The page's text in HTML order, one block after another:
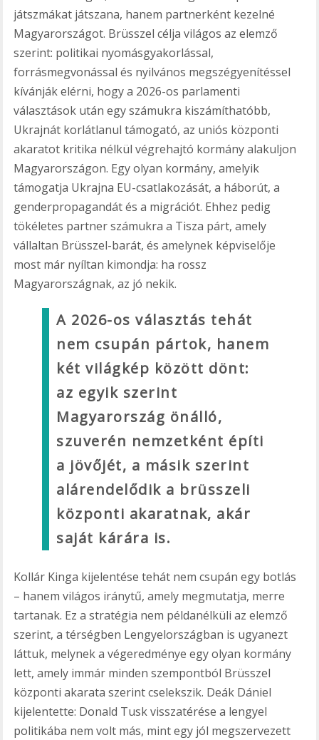
játszmákat játszana, hanem partnerként kezelné
Magyarországot. Brüsszel célja világos az elemző
szerint: politikai nyomásgyakorlással,
forrásmegvonással és nyilvános megszégyenítéssel
kívánják elérni, hogy a 2026-os parlamenti
választások után egy számukra kiszámíthatóbb,
Ukrajnát korlátlanul támogató, az uniós központi
akaratot kritika nélkül végrehajtó kormány alakuljon
Magyarországon. Egy olyan kormány, amelyik
támogatja Ukrajna EU-csatlakozását, a háborút, a
genderpropagandát és a migrációt. Ehhez pedig
tökéletes partner számukra a Tisza párt, amely
vállaltan Brüsszel-barát, és amelynek képviselője
most már nyíltan kimondja: ha rossz
Magyarországnak, az jó nekik.
A 2026-os választás tehát
nem csupán pártok, hanem
két világkép között dönt:
az egyik szerint
Magyarország önálló,
szuverén nemzetként építi
a jövőjét, a másik szerint
alárendelődik a brüsszeli
központi akaratnak, akár
saját kárára is.
Kollár Kinga kijelentése tehát nem csupán egy botlás
– hanem világos iránytű, amely megmutatja, merre
tartanak. Ez a stratégia nem példanélküli az elemző
szerint, a térségben Lengyelországban is ugyanezt
láttuk, melynek a végeredménye egy olyan kormány
lett, amely immár minden szempontból Brüsszel
központi akarata szerint cselekszik. Deák Dániel
kijelentette: Donald Tusk visszatérése a lengyel
politikába nem volt más, mint egy jól megszervezett